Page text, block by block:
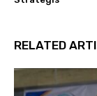
RELATED